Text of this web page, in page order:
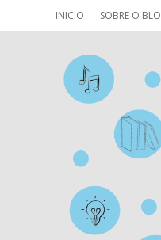
INICIO SOBRE O